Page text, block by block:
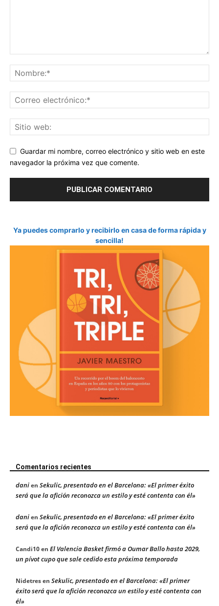
Guardar mi nombre, correo electrónico y sitio web en este
navegador la próxima vez que comente.
Ya puedes comprarlo y recibirlo en casa de forma rápida y
sencilla!
Comentarios recientes
danien Sekulic, presentado en el Barcelona: «El primer éxito
será que la afición reconozca un estilo y esté contenta con él»
danien Sekulic, presentado en el Barcelona: «El primer éxito
será que la afición reconozca un estilo y esté contenta con él»
Candi10en El Valencia Basket firmó a Oumar Ballo hasta 2029,
un pívot cupo que sale cedido esta próxima temporada
Nidetresen Sekulic, presentado en el Barcelona: «El primer
éxito será que la afición reconozca un estilo y esté contenta con
él»